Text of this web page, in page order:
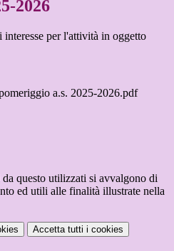
2026
interesse per l'attività in oggetto
a.s. 2025-2026.pdf
questo utilizzati si avvalgono di
ed utili alle finalità illustrate nella
Accetta tutti i cookies